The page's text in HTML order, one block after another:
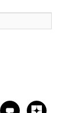
comment
zen-